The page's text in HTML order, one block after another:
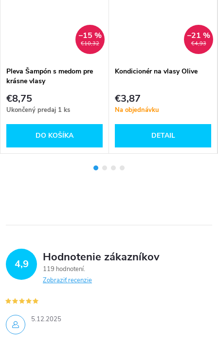
€10,32
–15 %
Pleva Šampón s medom pre
krásne vlasy
€8,75
Ukončený predaj 1 ks
DO KOŠÍKA
€4,93
–21 %
Kondicionér na vlasy Olive
€3,87
Na objednávku
DETAIL
4,9 Hodnotenie zákazníkov
119 hodnotení
Zobraziť recenzie
5.12.2025